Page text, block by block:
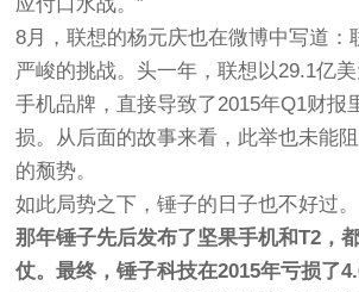
应付口水战。”
8月，联想的杨元庆也在微博中写道：
严峻的挑战。头一年，联想以29.1亿
手机品牌，直接导致了2015年Q1财报
损。从后面的故事来看，此举也未能
的颓势。
如此局势之下，锤子的日子也不好过。
那年锤子先后发布了坚果手机和T2，
仗。最终，锤子科技在2015年亏损了